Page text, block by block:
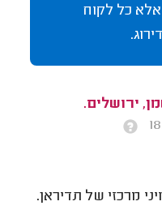
כל לקוח
ירושלים.
מרכזי של תדיראן.